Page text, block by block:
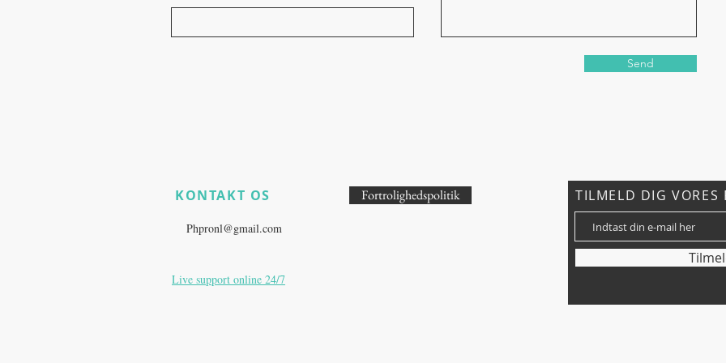
Send
KONTAKT OS
Phpronl@gmail.com
Live support online 24/7
TILMELD DIG VORES
Fortrolighedspolitik